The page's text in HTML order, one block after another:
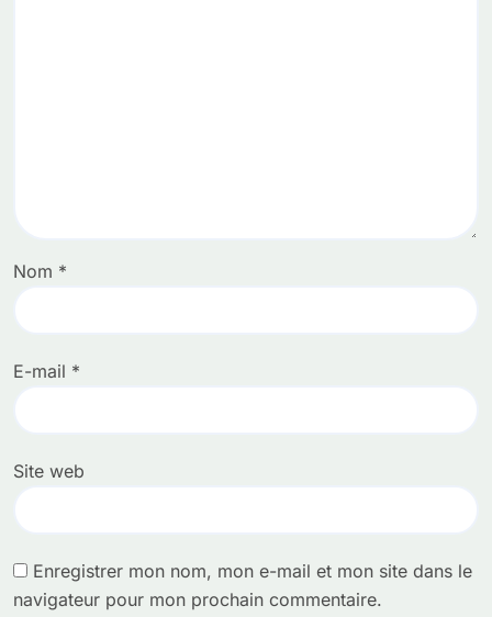
Nom *
E-mail *
Site web
Enregistrer mon nom, mon e-mail et mon site dans le
navigateur pour mon prochain commentaire.